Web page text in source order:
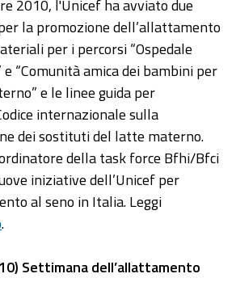
2010, l'Unicef ha avviato due
la promozione dell’allattamento
per i percorsi “Ospedale
“Comunità amica dei bambini per
e le linee guida per
internazionale sulla
dei sostituti del latte materno.
della task force Bfhi/Bfci
iniziative dell’Unicef per
al seno in Italia. Leggi
.
Settimana dell’allattamento